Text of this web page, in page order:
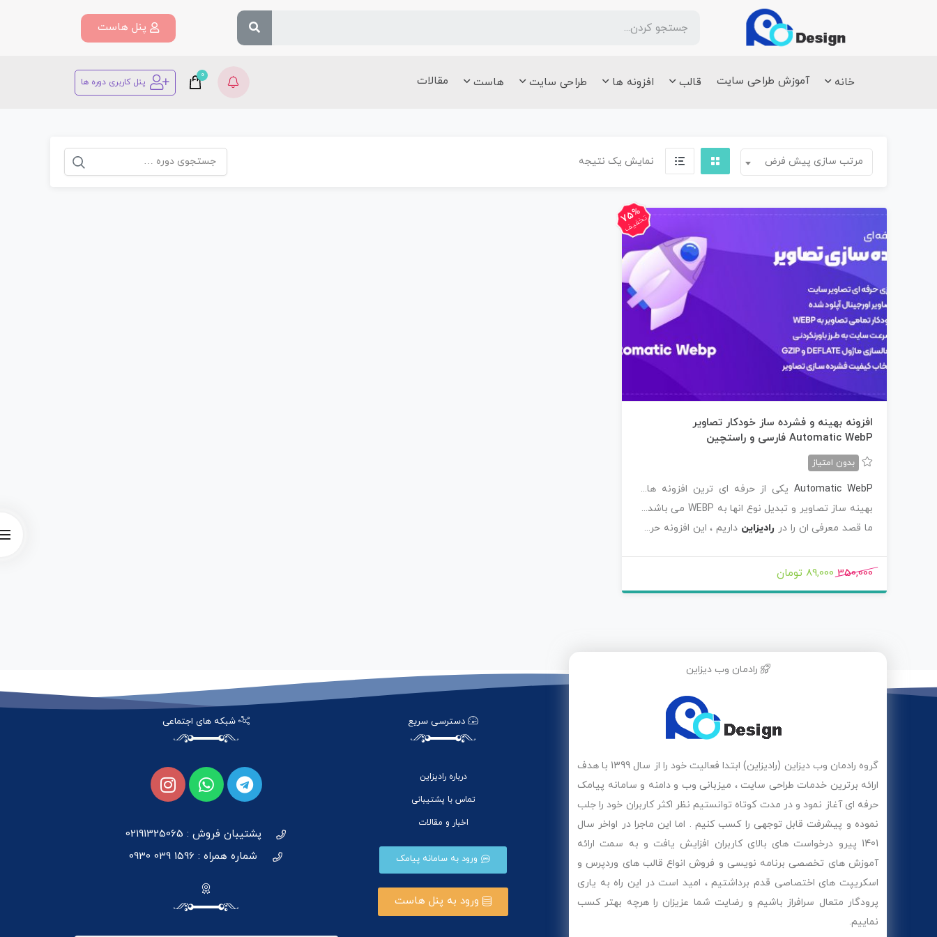
پنل هاست
خانه آموزش طراحی سایت قالب افزونه ها طراحی سایت هاست مقالات 0
پنل کاربری دوره ها
مرتب سازی پیش فرض نمایش یک نتیجه
75%
تخفیف
افزونه بهینه و فشرده ساز خودکار تصاویر
Automatic WebP فارسی و راستچین
بدون امتیاز
Automatic WebPیکی از حرفه ای ترین افزونه های
بهینه ساز تصاویر و تبدیل نوع انها به WEBP می باشد و
ما قصد معرفی ان را در رادیزاین داریم ، این افزونه حرفه
جدید اپلودی با چه سطحی فشرده سازی خودکار شود ،
خیلی امکانات دیگر که بدون هیچگونه محدودیتی می
توانید از نسخه فول و اورجینال قرارگرفته در سایت بهره
ببرید و به سایت خود سرعتی شگفت انگیز بدهید .
350,000 89,000 تومان
رادمان وب دیزاین
گروه رادمان وب دیزاین (رادیزاین) ابتدا فعالیت خود را از سال 1399 با هدف
ارائه برترین خدمات طراحی سایت ، میزبانی وب و دامنه و سامانه پیامک
حرفه ای آغاز نمود و در مدت کوتاه توانستیم نظر اکثر کاربران خود را جلب
نموده و پیشرفت قابل توجهی را کسب کنیم . اما این ماجرا در اواخر سال
1401 پیرو درخواست های بالای کاربران افزایش یافت و به سمت ارائه
آموزش های تخصصی برنامه نویسی و فروش انواع قالب های وردپرس و
اسکریپت های اختصاصی قدم برداشتیم ، امید است در این راه به یاری
پرودگار متعال سرافراز باشیم و رضایت شما عزیزان را هرچه بهتر کسب
نماییم.
دسترسی سریع
درباره رادیزاین
تماس با پشتیبانی
اخبار و مقالات
ورود به سامانه پیامک
ورود به پنل هاست
شبکه های اجتماعی
پشتیبان فروش : 02191325065
شماره همراه : 1596 039 0930